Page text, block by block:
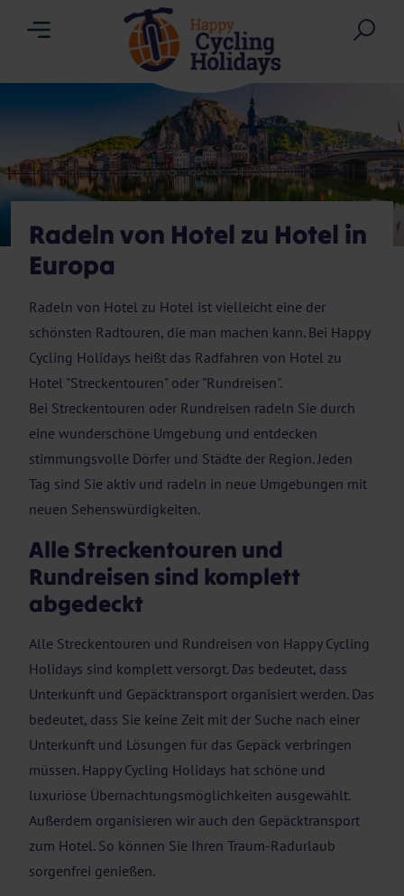
Radeln von Hotel zu Hotel in
Europa
Radeln von Hotel zu Hotel ist vielleicht eine der
schönsten Radtouren, die man machen kann. Bei Happy
Cycling Holidays heißt das Radfahren von Hotel zu
Hotel "Streckentouren" oder "Rundreisen".
Bei Streckentouren oder Rundreisen radeln Sie durch
eine wunderschöne Umgebung und entdecken
stimmungsvolle Dörfer und Städte der Region. Jeden
Tag sind Sie aktiv und radeln in neue Umgebungen mit
neuen Sehenswürdigkeiten.
Alle Streckentouren und
Rundreisen sind komplett
abgedeckt
Alle Streckentouren und Rundreisen von Happy Cycling
Holidays sind komplett versorgt. Das bedeutet, dass
Unterkunft und Gepäcktransport organisiert werden. Das
bedeutet, dass Sie keine Zeit mit der Suche nach einer
Unterkunft und Lösungen für das Gepäck verbringen
müssen. Happy Cycling Holidays hat schöne und
luxuriöse Übernachtungsmöglichkeiten ausgewählt.
Außerdem organisieren wir auch den Gepäcktransport
zum Hotel. So können Sie Ihren Traum-Radurlaub
sorgenfrei genießen.